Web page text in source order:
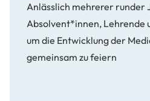
Anlässlich mehrerer runder
Absolvent*innen, Lehrende
um die Entwicklung der
gemeinsam zu feiern